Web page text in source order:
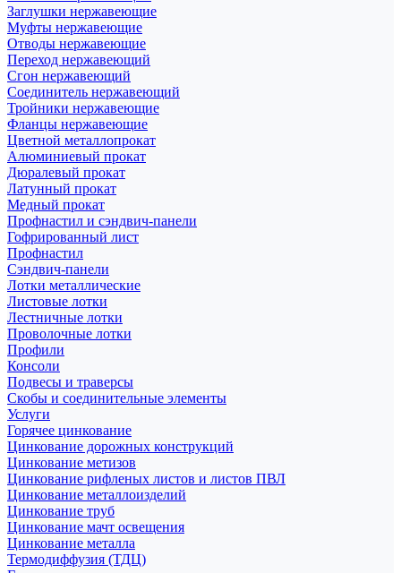
Заглушки нержавеющие
Муфты нержавеющие
Отводы нержавеющие
Переход нержавеющий
Сгон нержавеющий
Соединитель нержавеющий
Тройники нержавеющие
Фланцы нержавеющие
Цветной металлопрокат
Алюминиевый прокат
Дюралевый прокат
Латунный прокат
Медный прокат
Профнастил и сэндвич-панели
Гофрированный лист
Профнастил
Сэндвич-панели
Лотки металлические
Листовые лотки
Лестничные лотки
Проволочные лотки
Профили
Консоли
Подвесы и траверсы
Скобы и соединительные элементы
Услуги
Горячее цинкование
Цинкование дорожных конструкций
Цинкование метизов
Цинкование рифленых листов и листов ПВЛ
Цинкование металлоизделий
Цинкование труб
Цинкование мачт освещения
Цинкование металла
Термодиффузия (ТДЦ)